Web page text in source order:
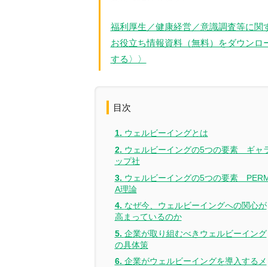
福利厚生／健康経営／意識調査等に関
お役立ち情報資料（無料）をダウンロ
する〉〉
目次
ウェルビーイングとは
ウェルビーイングの5つの要素 ギャ
ップ社
ウェルビーイングの5つの要素
A理論
なぜ今、ウェルビーイングへの関心が
高まっているのか
企業が取り組むべきウェルビーイング
の具体策
企業がウェルビーイングを導入するメ